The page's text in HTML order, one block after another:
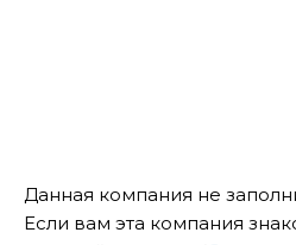
Данная компания не
Если вам эта компания